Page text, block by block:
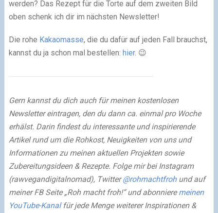
werden? Das Rezept für die Torte auf dem zweiten Bild
oben schenk ich dir im nächsten Newsletter!
Die rohe Kakaomasse, die du dafür auf jeden Fall brauchst,
kannst du ja schon mal bestellen: hier. 😉
Gern kannst du dich auch für meinen kostenlosen
Newsletter eintragen, den du dann ca. einmal pro Woche
erhälst. Darin findest du interessante und inspirierende
Artikel rund um die Rohkost, Neuigkeiten von uns und
Informationen zu meinen aktuellen Projekten sowie
Zubereitungsideen & Rezepte. Folge mir bei Instagram
(rawvegandigitalnomad), Twitter@rohmachtfrohund auf
meiner FB Seite „Roh macht froh!“ und abonnieremeinen
YouTube-Kanalfür jede Menge weiterer Inspirationen &